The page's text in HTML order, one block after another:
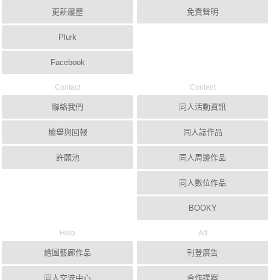
更新履歷
Plurk
Facebook
免責聲明
Contact
聯絡我們
檢舉與回報
許願池
Content
同人活動資訊
同人誌作品
同人周邊作品
同人數位作品
BOOKY
Help
繪圖藝廊作品
同人交流中心
Ad
刊登廣告
合作提案